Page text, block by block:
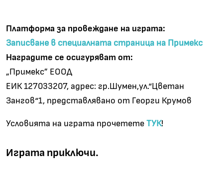
Платформа за провеждане на играта:
Записване в специалната страница на Примекс
Наградите се осигуряват от:
„Примекс” ЕООД
ЕИК 127033207, адрес: гр.Шумен,ул.“Цветан
Зангов“1, представлявано от Георги Крумов
Условията на играта прочетете ТУК!
Играта приключи.